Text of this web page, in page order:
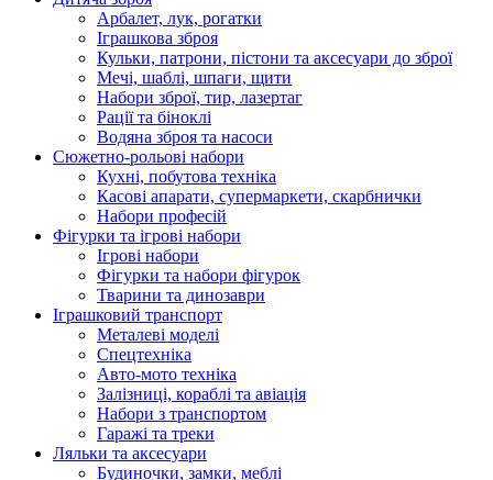
Арбалет, лук, рогатки
Іграшкова зброя
Кульки, патрони, пістони та аксесуари до зброї
Мечі, шаблі, шпаги, щити
Набори зброї, тир, лазертаг
Рації та біноклі
Водяна зброя та насоси
Сюжетно-рольові набори
Кухні, побутова техніка
Касові апарати, супермаркети, скарбнички
Набори професій
Фігурки та ігрові набори
Ігрові набори
Фігурки та набори фігурок
Тварини та динозаври
Іграшковий транспорт
Металеві моделі
Спецтехніка
Авто-мото техніка
Залізниці, кораблі та авіація
Набори з транспортом
Гаражі та треки
Ляльки та аксесуари
Будиночки, замки, меблі